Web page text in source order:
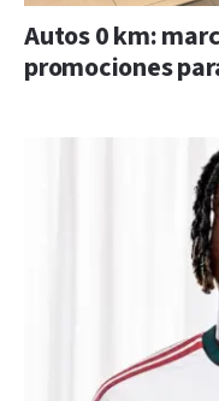
Autos 0 km:
promociones